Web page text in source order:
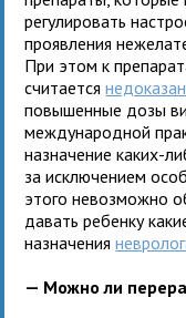
регулировать
проявления
При этом к
считается
повышенные дозы
международной
назначение каких-
за исключением
этого невозможно
давать ребенку
назначения
— Можно ли